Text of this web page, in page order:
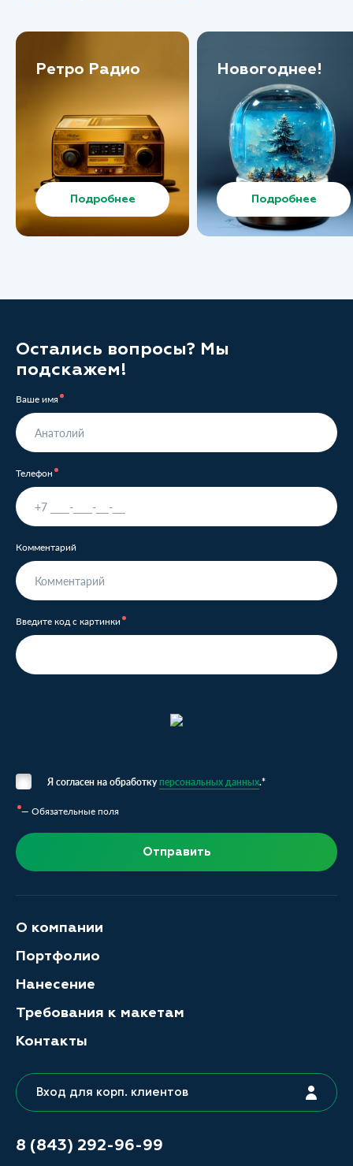
Ретро Радио
Подробнее
Новогоднее!
Подробнее
Остались вопросы? Мы
подскажем!
Ваше имя
Телефон
Комментарий
Введите код с картинки
Я согласен на обработкуперсональных данных.*
— Обязательные поля
Отправить
О компании
Портфолио
Нанесение
Требования к макетам
Контакты
Вход для корп. клиентов
8 (843) 292-96-99